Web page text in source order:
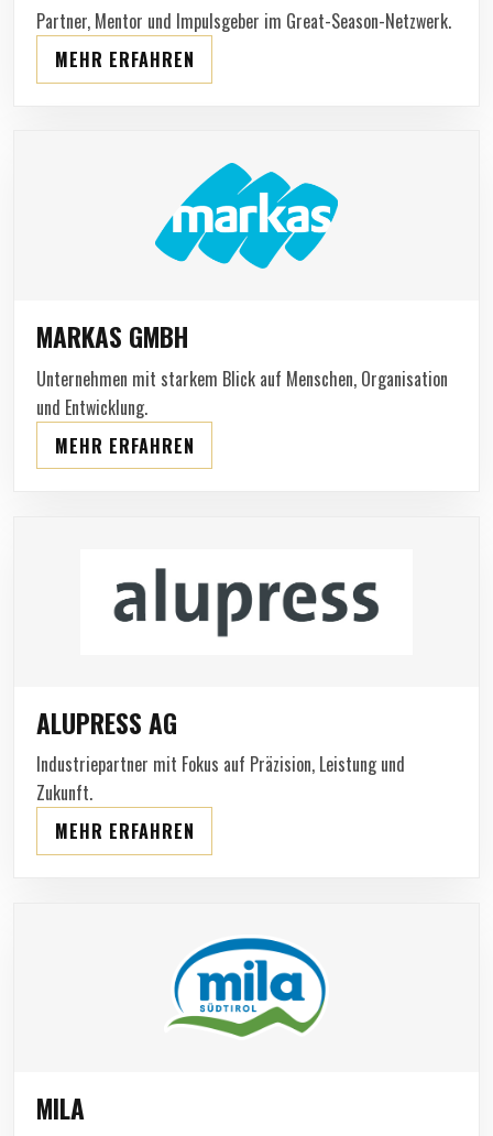
Partner, Mentor und Impulsgeber im Great-Season-Netzwerk.
MEHR ERFAHREN
MARKAS GMBH
Unternehmen mit starkem Blick auf Menschen, Organisation
und Entwicklung.
MEHR ERFAHREN
ALUPRESS AG
Industriepartner mit Fokus auf Präzision, Leistung und
Zukunft.
MEHR ERFAHREN
MILA